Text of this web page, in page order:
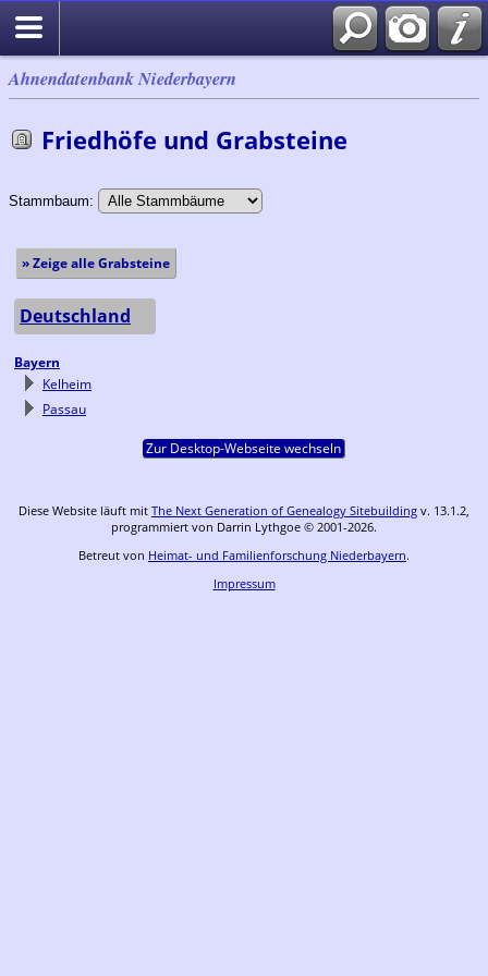
Ahnendatenbank Niederbayern
Friedhöfe und Grabsteine
Stammbaum:
» Zeige alle Grabsteine
Deutschland
Bayern
Kelheim
Passau
Zur Desktop-Webseite wechseln
Diese Website läuft mit The Next Generation of Genealogy Sitebuilding v. 13.1.2,
programmiert von Darrin Lythgoe © 2001-2026.
Betreut von Heimat- und Familienforschung Niederbayern.
Impressum